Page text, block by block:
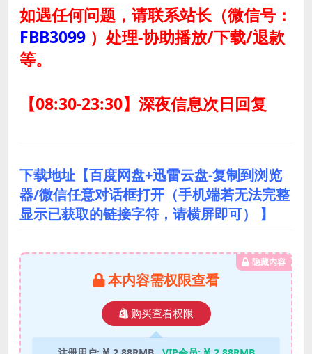
如遇任何问题，请联系站长（微信号：
FBB3099 ） 处理-协助播放/下载/退款
等。
【08:30-23:30】深夜信息次日回复
下载地址【百度网盘+迅雷云盘-复制到浏览
器/微信任意对话框打开（手机端若无法完整
显示已获取的链接字符，请横屏即可） 】
隐藏内容
本内容需权限查看
购买查看权限